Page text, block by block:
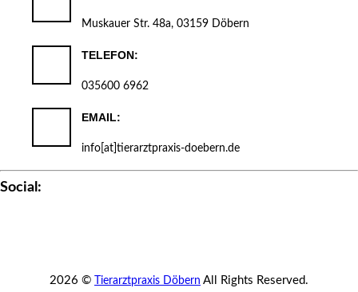
Muskauer Str. 48a, 03159 Döbern
TELEFON:
035600 6962
EMAIL:
info[at]tierarztpraxis-doebern.de
Social:
2026 © Tierarztpraxis Döbern All Rights Reserved.